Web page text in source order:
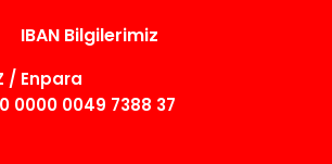
IBAN Bilgilerimiz
/ Enpara
0000 0049 7388 37